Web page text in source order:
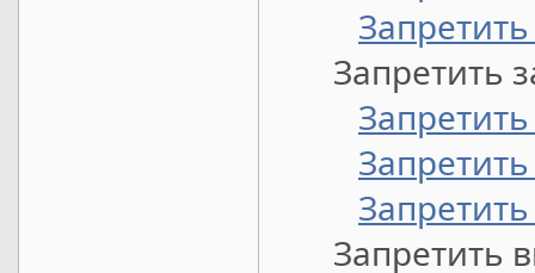
Запретить
Запретить